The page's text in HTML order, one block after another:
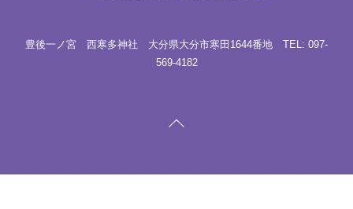
豊後一ノ宮 西寒多神社 大分県大分市寒田1644番地 TEL: 097-
569-4182